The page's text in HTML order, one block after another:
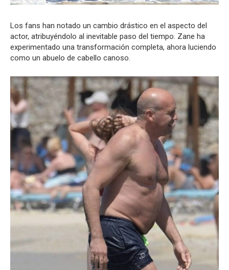
Los fans han notado un cambio drástico en el aspecto del
actor, atribuyéndolo al inevitable paso del tiempo. Zane ha
experimentado una transformación completa, ahora luciendo
como un abuelo de cabello canoso.